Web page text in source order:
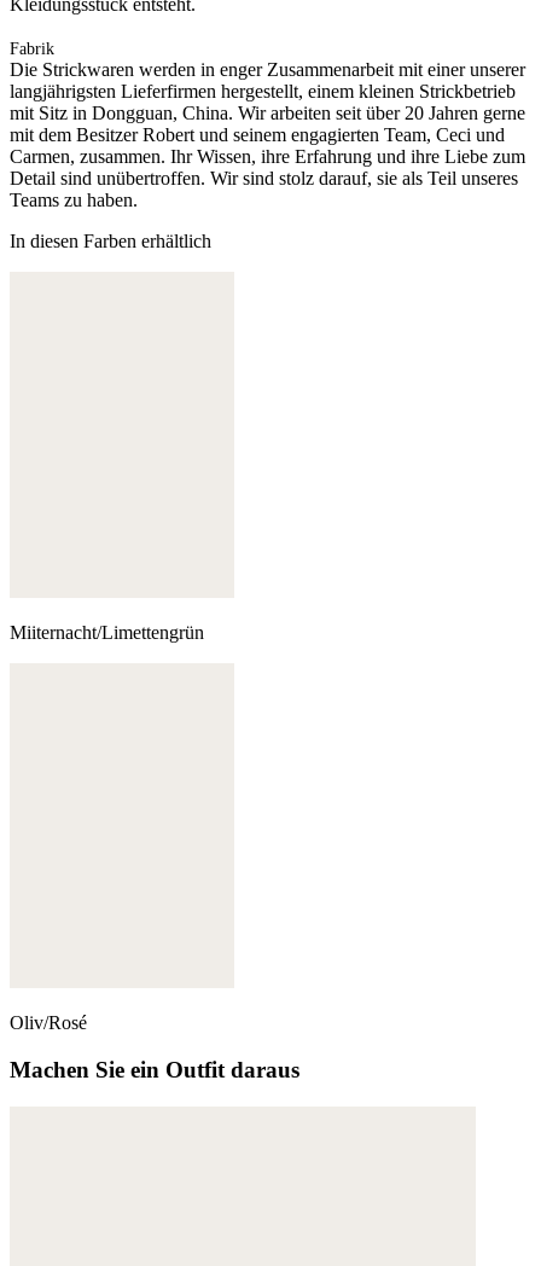
Fabrik
Die Strickwaren werden in enger Zusammenarbeit mit einer unserer
langjährigsten Lieferfirmen hergestellt, einem kleinen Strickbetrieb
mit Sitz in Dongguan, China. Wir arbeiten seit über 20 Jahren gerne
mit dem Besitzer Robert und seinem engagierten Team, Ceci und
Carmen, zusammen. Ihr Wissen, ihre Erfahrung und ihre Liebe zum
Detail sind unübertroffen. Wir sind stolz darauf, sie als Teil unseres
Teams zu haben.
In diesen Farben erhältlich
Miiternacht/Limettengrün
Oliv/Rosé
Machen Sie ein Outfit daraus